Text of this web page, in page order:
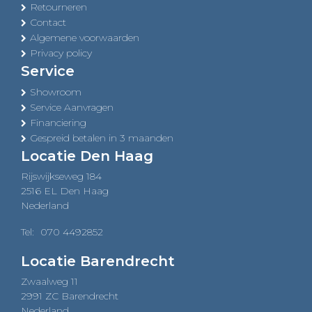
Retourneren
Contact
Algemene voorwaarden
Privacy policy
Service
Showroom
Service Aanvragen
Financiering
Gespreid betalen in 3 maanden
Locatie Den Haag
Rijswijkseweg 184
2516 EL Den Haag
Nederland
Tel: 070 4492852
Locatie Barendrecht
Zwaalweg 11
2991 ZC Barendrecht